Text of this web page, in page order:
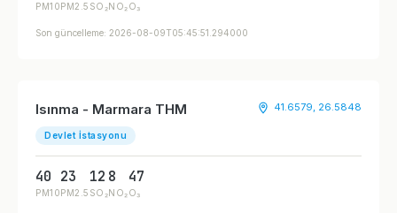
PM10PM2.5 SO₂NO₂O₃
Son güncelleme: 2026-08-09T05:45:51.294000
Isınma - Marmara THM
Devlet İstasyonu
41.6579, 26.5848
40
PM10
23
PM2.5
12
SO₂
8
NO₂
47
O₃